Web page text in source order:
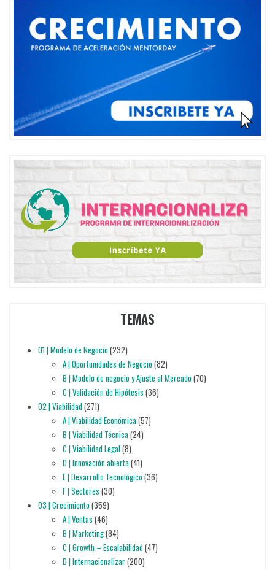
TEMAS
01 | Modelo de Negocio(232)
A | Oportunidades de Negocio(82)
B | Modelo de negocio y Ajuste al Mercado(70)
C | Validación de Hipótesis (36)
02 | Viabilidad(271)
A | Viabilidad Económica(57)
B | Viabilidad Técnica(24)
C | Viabilidad Legal(8)
D | Innovación abierta(41)
E | Desarrollo Tecnológico(36)
F | Sectores (30)
03 | Crecimiento(359)
A | Ventas (46)
B | Marketing(84)
C | Growth – Escalabilidad(47)
D | Internacionalizar(200)